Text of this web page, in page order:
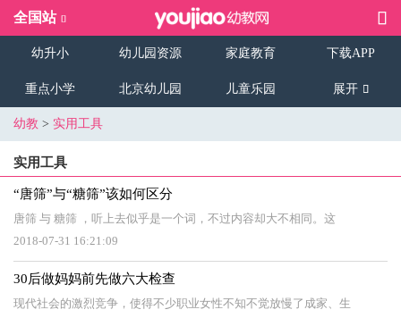
全国站
幼升小 幼儿园资源 家庭教育 下载APP
重点小学 北京幼儿园 儿童乐园 展开
幼教 > 实用工具
实用工具
“唐筛”与“糖筛”该如何区分
唐筛 与 糖筛 ，听上去似乎是一个词，不过内容却大不相同。这
2018-07-31 16:21:09
30后做妈妈前先做六大检查
现代社会的激烈竞争，使得不少职业女性不知不觉放慢了成家、生